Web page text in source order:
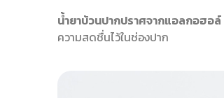
น้ำยาบ้วนปากปราศจากแอลกอฮอล์
ความสดชื่นไว้ในช่องปาก